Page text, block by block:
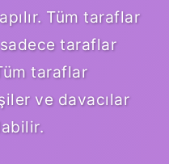
Tüm taraflar
sadece taraflar
taraflar
ve davacılar